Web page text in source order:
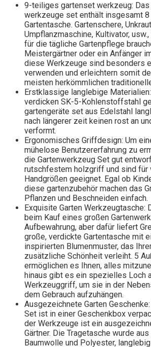
9-teiliges gartenset werkzeug: Das
werkzeuge set enthält insgesamt 8
Gartentasche. Gartenschere,
Umpflanzmaschine, Kultivator,
für die tägliche Gartenpflege
Meistergärtner oder ein Anfänger
diese Werkzeuge sind besonders
verwenden und erleichtern somit
meisten herkömmlichen
Erstklassige langlebige
verdicken SK-5-Kohlenstoffstahl
gartengeräte set aus Edelstahl
nach längerer zeit keinen rost an
verformt.
Ergonomisches Griffdesign: Um
mühelose Benutzererfahrung zu
die Gartenwerkzeug Set gut
rutschfestem holzgriff und sind für
Handgrößen geeignet. Egal ob
diese gartenzubehör machen das
Pflanzen und Beschneiden einfach.
Exquisite Garten Werkzeugtasche:
beim Kauf eines großen
Aufbewahrung, aber dafür liefert
große, verdickte Gartentasche mit
inspirierten Blumenmuster, das
zusätzliche Schönheit verleiht. 5
ermöglichen es Ihnen, alles
hinaus gibt es ein spezielles Loch
Werkzeuggriff, um sie in der
dem Gebrauch aufzuhängen.
Ausgezeichnete Garten
Set ist in einer Geschenkbox
der Werkzeuge ist ein
Gärtner. Die Tragetasche wurde
Baumwolle und Polyester,